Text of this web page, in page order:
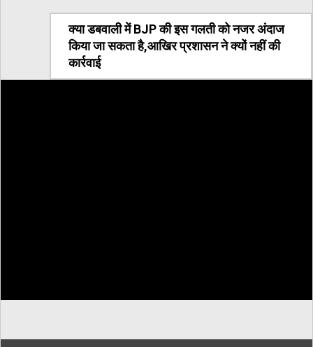
क्या डबवाली में BJP की इस गलती को नजर अंदाज
किया जा सकता है,आखिर प्रशासन ने क्यों नहीं की
कार्रवाई